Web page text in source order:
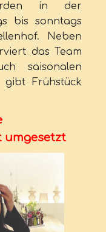
in der
bis sonntags
Neben
das Team
saisonalen
gibt Frühstück
umgesetzt